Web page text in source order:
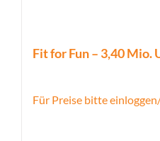
Fit for Fun – 3,40 Mio.
Für Preise bitte